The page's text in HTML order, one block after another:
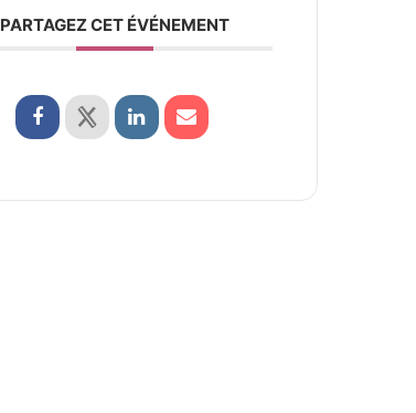
PARTAGEZ CET ÉVÉNEMENT